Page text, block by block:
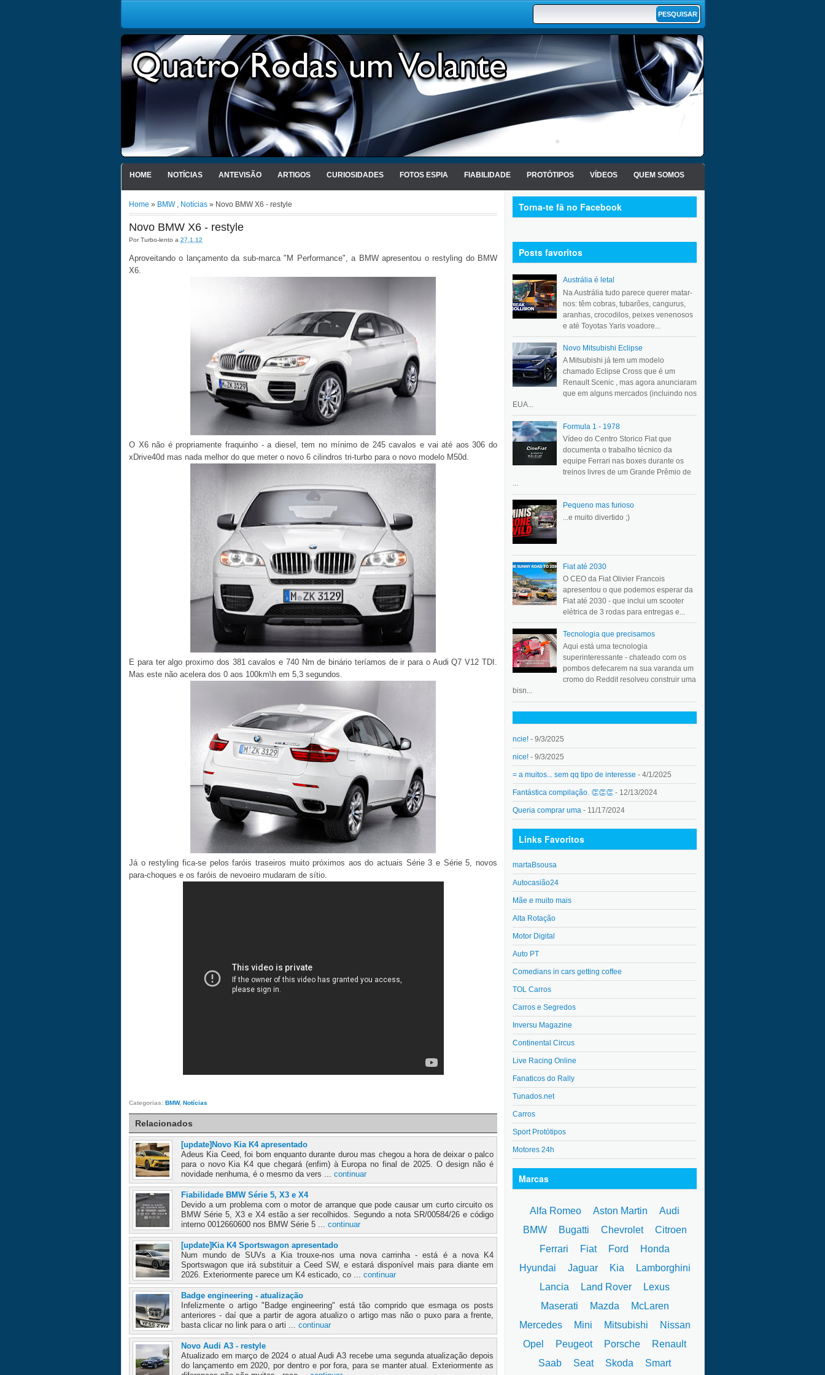
HOME NOTÍCIAS ANTEVISÃO ARTIGOS CURIOSIDADES FOTOS ESPIA FIABILIDADE PROTÓTIPOS VÍDEOS QUEM SOMOS
Home » BMW, Notícias » Novo BMW X6 - restyle
Novo BMW X6 - restyle
PorTurbo-lento a 27.1.12
Aproveitando o lançamento da sub-marca "M Performance", a BMW apresentou o restyling do BMW
X6.
O X6 não é propriamente fraquinho - a diesel, tem no mínimo de 245 cavalos e vai até aos 306 do
xDrive40d mas nada melhor do que meter o novo 6 cilindros tri-turbo para o novo modelo M50d.
E para ter algo proximo dos 381 cavalos e 740 Nm de binário teríamos de ir para o Audi Q7 V12 TDI.
Mas este não acelera dos 0 aos 100km\h em 5,3 segundos.
Já o restyling fica-se pelos faróis traseiros muito próximos aos do actuais Série 3 e Série 5, novos
para-choques e os faróis de nevoeiro mudaram de sítio.
Categorias: BMW, Notícias
Relacionados
[update]Novo Kia K4 apresentado
Adeus Kia Ceed, foi bom enquanto durante durou mas chegou a hora de deixar o palco
para o novo Kia K4 que chegará (enfim) à Europa no final de 2025. O design não é
novidade nenhuma, é o mesmo da vers ... continuar
Fiabilidade BMW Série 5, X3 e X4
Devido a um problema com o motor de arranque que pode causar um curto circuito os
BMW Série 5, X3 e X4 estão a ser recolhidos. Segundo a nota SR/00584/26 e código
interno 0012660600 nos BMW Série 5 ... continuar
[update]Kia K4 Sportswagon apresentado
Num mundo de SUVs a Kia trouxe-nos uma nova carrinha - está é a nova K4
Sportswagon que irá substituir a Ceed SW, e estará disponível mais para diante em
2026. Exteriormente parece um K4 esticado, co ... continuar
Badge engineering - atualização
Infelizmente o artigo "Badge engineering" está tão comprido que esmaga os posts
anteriores - daí que a partir de agora atualizo o artigo mas não o puxo para a frente,
basta clicar no link para o arti ... continuar
Novo Audi A3 - restyle
Atualizado em março de 2024 o atual Audi A3 recebe uma segunda atualização depois
do lançamento em 2020, por dentro e por fora, para se manter atual. Exteriormente as
Torna-te fã no Facebook
Posts favoritos
Austrália é letal
Na Austrália tudo parece querer matar-
nos: têm cobras, tubarões, cangurus,
aranhas, crocodilos, peixes venenosos
e até Toyotas Yaris voadore...
Novo Mitsubishi Eclipse
A Mitsubishi já tem um modelo
chamado Eclipse Cross que é um
Renault Scenic , mas agora anunciaram
que em alguns mercados (incluindo nos
EUA...
Formula 1 - 1978
Vídeo do Centro Storico Fiat que
documenta o trabalho técnico da
equipe Ferrari nas boxes durante os
treinos livres de um Grande Prêmio de
...
Pequeno mas furioso
...e muito divertido ;)
Fiat até 2030
O CEO da Fiat Olivier Francois
apresentou o que podemos esperar da
Fiat até 2030 - que inclui um scooter
elétrica de 3 rodas para entregas e...
Tecnologia que precisamos
Aqui está uma tecnologia
superinteressante - chateado com os
pombos defecarem na sua varanda um
cromo do Reddit resolveu construir uma
bisn...
ncie! - 9/3/2025
nice! - 9/3/2025
= a muitos... sem qq tipo de interesse - 4/1/2025
Fantástica compilação. 👏👏👏 - 12/13/2024
Queria comprar uma - 11/17/2024
Links Favoritos
martaBsousa
Autocasião24
Mãe e muito mais
Alta Rotação
Motor Digital
Auto PT
Comedians in cars getting coffee
TOL Carros
Carros e Segredos
Inversu Magazine
Continental Circus
Live Racing Online
Fanaticos do Rally
Tunados.net
Carros
Sport Protótipos
Motores 24h
Marcas
Alfa Romeo Aston Martin
Audi
BMW
Bugatti Chevrolet
Citroen
Ferrari
Fiat Ford
Honda
Hyundai
Jaguar Kia
Lamborghini
Lancia
Land Rover
Lexus
Maserati
Mazda
McLaren
Mercedes
Mini Mitsubishi
Nissan
Opel
Peugeot Porsche
Renault
Saab
Seat Skoda Smart